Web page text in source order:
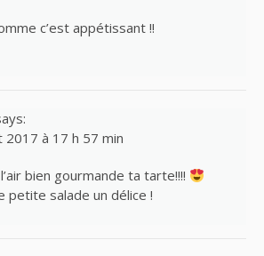
c’est appétissant !!
2017 à 17 h 57 min
l’air bien gourmande ta tarte!!!!
petite salade un délice !